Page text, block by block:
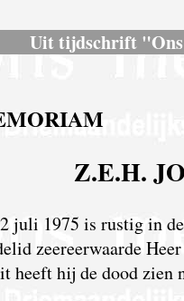
Uit tijdschrift "Ons
Z.E.H.
juli 1975 is rustig in
zeereerwaarde
heeft hij de dood zien